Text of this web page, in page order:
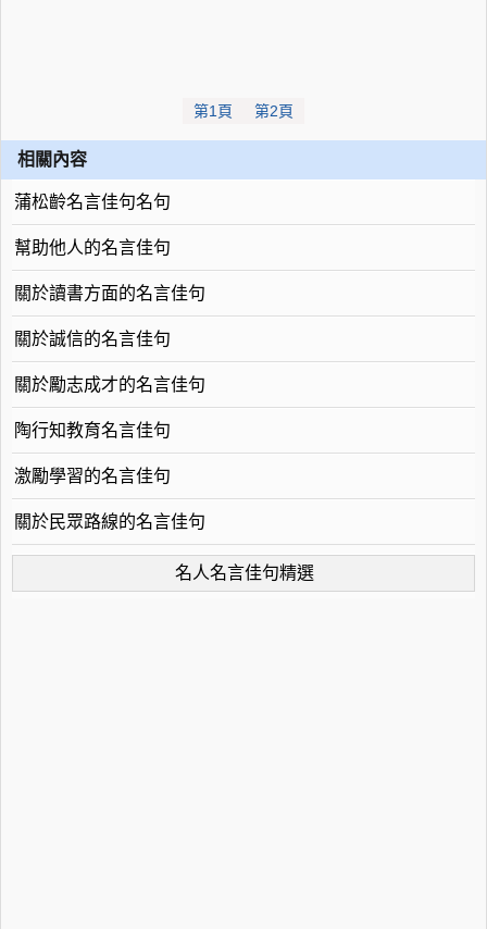
第1頁 第2頁
相關內容
蒲松齡名言佳句名句
幫助他人的名言佳句
關於讀書方面的名言佳句
關於誠信的名言佳句
關於勵志成才的名言佳句
陶行知教育名言佳句
激勵學習的名言佳句
關於民眾路線的名言佳句
名人名言佳句精選